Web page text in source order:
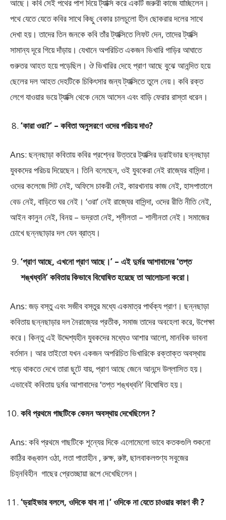
আছে। কবি সেই পথের পাশ দিয়ে ট্যাক্সি করে একটি জরুরী কাজে যাচ্ছিলেন।
পথে যেতে যেতে কবির সাথে কিছু বেকার চালচুলো হীন ছোকরার দলের সাথে
দেখা হয়। তাদের তিন জনকে কবি তাঁর ট্যাক্সিতে লিফট দেন, তাদের ট্যাক্সি
সামান্য দূরে গিয়ে দাঁড়ায়। যেখানে অপরিচিত একজন ভিখারি গাড়ির আঘাতে
গুরুতর আহত হয়ে পড়েছিল। ঔ ভিখারির দেহে প্রাণ আছে বুঝে আনন্দিত হয়ে
ছেলের দল আহত দেহটিকে চিকিৎসার জন্য ট্যাক্সিতে তুলে নেয়। কবি রক্ত
লেগে যাওয়ার ভয়ে ট্যাক্সি থেকে নেমে আসেন এবং বাড়ি ফেরার রাস্তা ধরেন।
‘কারা ওরা?’ – কবিতা অনুসরণে ওদের পরিচয় দাও?
Ans: ছন্নছাড়া কবিতায় কবির প্রশ্নের উত্তরে ট্যাক্সির ড্রাইভার ছন্নছাড়া
যুবকদের পরিচয় দিয়েছেন। তিনি বলেছেন, ওই যুবকেরা নেই রাজ্যের বাসিন্দা।
ওদের কলেজে সিট নেই, অফিসে চাকরী নেই, কারখানায় কাজ নেই, হাসপাতালে
বেড নেই, বাড়িতে ঘর নেই। ‘ওরা’ নেই রাজ্যের বাসিন্দা, ওদের রীতি নীতি নেই,
আইন কানুন নেই, বিনয় – ভদ্রতা নেই, শ্লীলতা – শালীনতা নেই। সমাজের
চোখে ছন্নছাড়ার দল যেন ব্রাত্য।
‘প্রাণ আছে, এখনো প্রাণ আছে।’ – এই দুর্মর আশাবাদের ‘তপ্ত
শঙ্খধ্বনি’ কবিতায় কিভাবে বিঘোষিত হয়েছে তা আলোচনা করো।
Ans: জড় বস্তু এবং সজীব বস্তুর মধ্যে একমাত্র পার্থক্য প্রাণ। ছন্নছাড়া
কবিতায় ছন্নছাড়ার দল নৈরাজ্যের প্রতীক, সমাজ তাদের অবহেলা করে, উপেক্ষা
করে। কিন্তু এই উদ্দেশ্যহীন যুবকদের মধ্যেও আশার আলো, মানবিক ভাবনা
বর্তমান। আর তাইতো যখন একজন অপরিচিত ভিখারিকে রক্তাক্ত অবস্থায়
পড়ে থাকতে দেখে তারা ছুটে যায়, প্রাণ আছে জেনে আনন্দে উল্লাসিত হয়।
এভাবেই কবিতায় দুর্মর আশাবাদের ‘তপ্ত শঙ্খধ্বনি’ বিঘোষিত হয়।
কবি প্রথমে গাছটিকে কেমন অবস্থায় দেখেছিলেন ?
Ans: কবি প্রথমে গাছটিকে শূন্যের দিকে এলোমেলো ভাবে কতকগুলি শুকনো
কাঠির কঙ্কাল ওঠা, লতা পাতাহীন , রুক্ষ, রুষ্ট, ছালবাকলশুণ্য সবুজের
চিহ্নবিহীন গাছের প্রেতচ্ছায়া রূপে দেখেছিলেন।
‘ড্রাইভার বললে, ওদিকে যাব না।‘ ওদিকে না যেতে চাওয়ার কারণ কী ?